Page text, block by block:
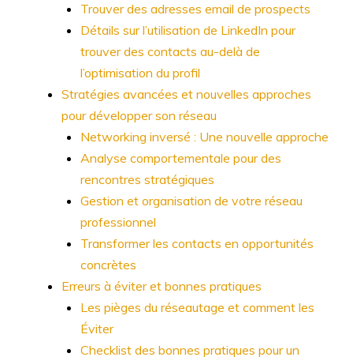
Trouver des adresses email de prospects
Détails sur l’utilisation de LinkedIn pour
trouver des contacts au-delà de
l’optimisation du profil
Stratégies avancées et nouvelles approches
pour développer son réseau
Networking inversé : Une nouvelle approche
Analyse comportementale pour des
rencontres stratégiques
Gestion et organisation de votre réseau
professionnel
Transformer les contacts en opportunités
concrètes
Erreurs à éviter et bonnes pratiques
Les pièges du réseautage et comment les
Éviter
Checklist des bonnes pratiques pour un